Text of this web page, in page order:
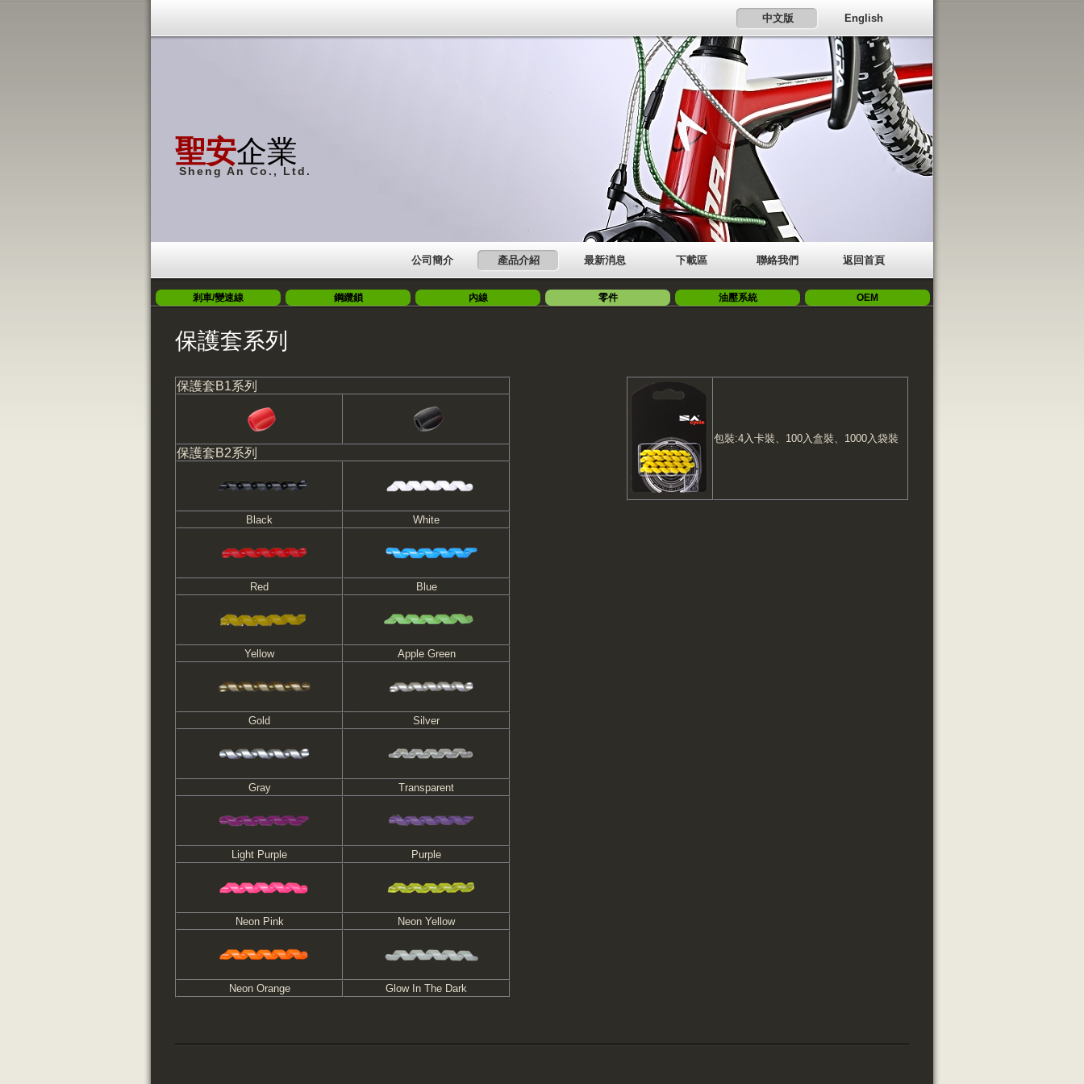
English
中文版
聖安企業
Sheng An Co., Ltd.
返回首頁
聯絡我們
下載區
最新消息
產品介紹
公司簡介
剎車/變速線 鋼纜鎖 內線 零件 油壓系統 OEM
保護套系列
保護套B1系列
保護套B2系列
Black White
Red Blue
Yellow Apple Green
Gold Silver
Gray Transparent
Light Purple Purple
Neon Pink Neon Yellow
Neon Orange Glow In The Dark
包裝:4入卡裝、100入盒裝、1000入袋裝